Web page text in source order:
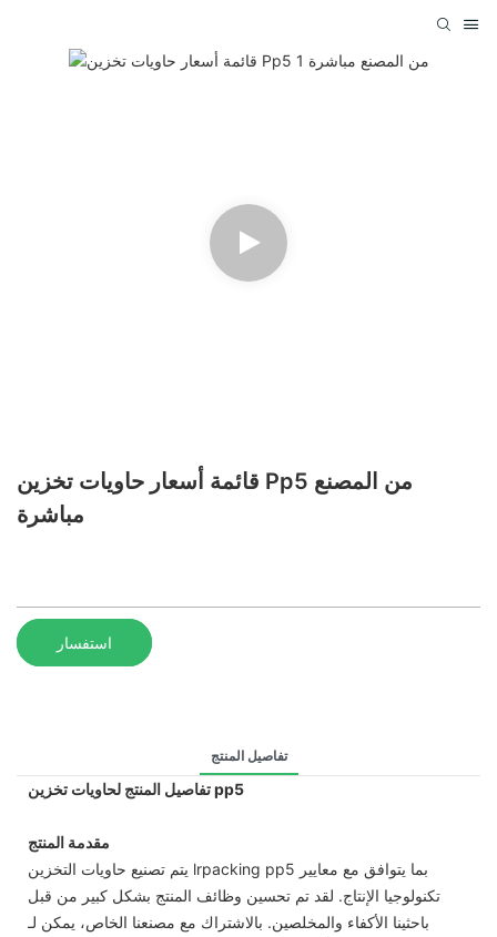
قائمة أسعار حاويات تخزين Pp5 من المصنع
مباشرة
استفسار
تفاصيل المنتج
تفاصيل المنتج لحاويات تخزين pp5
مقدمة المنتج
يتم تصنيع حاويات التخزين lrpacking pp5 بما يتوافق مع معايير
تكنولوجيا الإنتاج. لقد تم تحسين وظائف المنتج بشكل كبير من قبل
باحثينا الأكفاء والمخلصين. بالاشتراك مع مصنعنا الخاص، يمكن لـ